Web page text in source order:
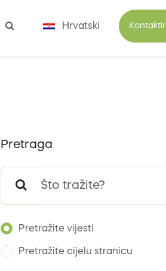
Hrvatski
Pretraga
Pretražite vijesti
Pretražite cijelu stranicu